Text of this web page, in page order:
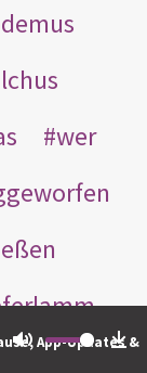
App-Updates &
wer
jüdischen